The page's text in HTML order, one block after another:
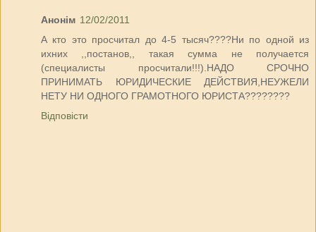
Анонім 12/02/2011
А кто это просчитал до 4-5 тысяч????Ни по одной из
ихних ,,постанов,, такая сумма не получается
(специалисты просчитали!!!).НАДО СРОЧНО
ПРИНИМАТЬ ЮРИДИЧЕСКИЕ ДЕЙСТВИЯ,НЕУЖЕЛИ
НЕТУ НИ ОДНОГО ГРАМОТНОГО ЮРИСТА????????
Відповісти